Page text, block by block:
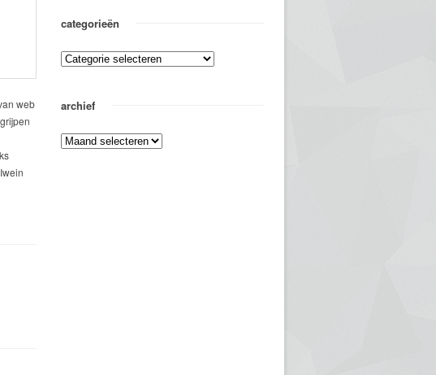
web
categorieën
archief